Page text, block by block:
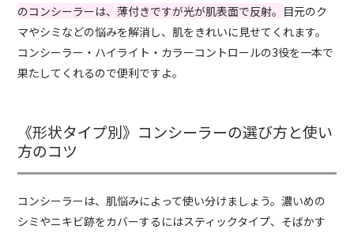
のコンシーラーは、薄付きですが光が肌表面で反射。 目元のク
マやシミなどの悩みを解消し、肌をきれいに見せてくれます。
コンシーラー・ハイライト・カラーコントロールの3役を一本で
果たしてくれるので便利ですよ。
《形状タイプ別》コンシーラーの選び方と使い
方のコツ
コンシーラーは、肌悩みによって使い分けましょう。濃いめの
シミやニキビ跡をカバーするにはスティックタイプ、そばかす